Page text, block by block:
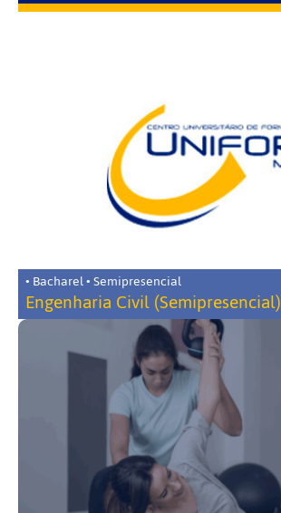
• Bacharel • Semipresencial
Engenharia Civil (Semipresencial)